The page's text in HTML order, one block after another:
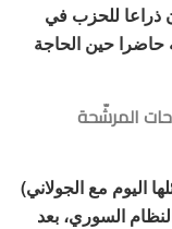
ذراعا للحزب في
حين الحاجة
المرشّحة
اليوم مع الجولاني)
السوري، بعد